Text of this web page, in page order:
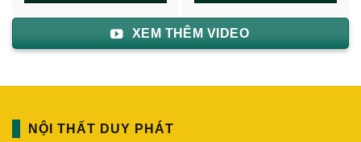
XEM THÊM VIDEO
NỘI THẤT DUY PHÁT